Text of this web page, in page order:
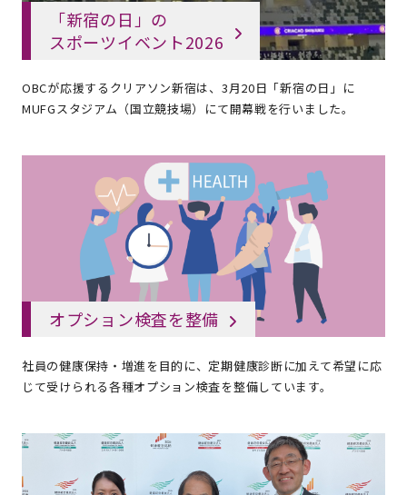
「新宿の日」の
スポーツイベント2026
OBCが応援するクリアソン新宿は、3月20日「新宿の日」に
MUFGスタジアム（国立競技場）にて開幕戦を行いました。
オプション検査を整備
社員の健康保持・増進を目的に、定期健康診断に加えて希望に応
じて受けられる各種オプション検査を整備しています。